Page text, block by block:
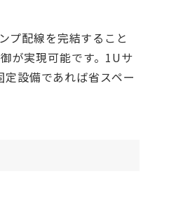
プ配線を完結すること
が実現可能です。1Uサ
設備であれば省スペー